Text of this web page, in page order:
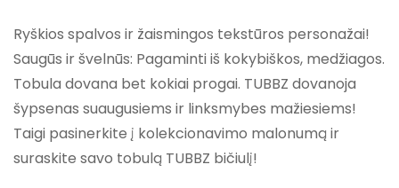
Ryškios spalvos ir žaismingos tekstūros personažai!
Saugūs ir švelnūs: Pagaminti iš kokybiškos, medžiagos.
Tobula dovana bet kokiai progai. TUBBZ dovanoja
šypsenas suaugusiems ir linksmybes mažiesiems!
Taigi pasinerkite į kolekcionavimo malonumą ir
suraskite savo tobulą TUBBZ bičiulį!